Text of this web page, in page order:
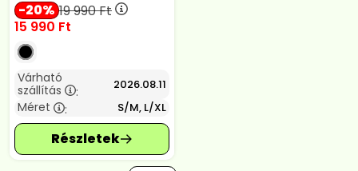
20 19 990Ft
15 990 Ft
Várható
szállítás
: 2026.08.11
Méret : S/M, L/XL